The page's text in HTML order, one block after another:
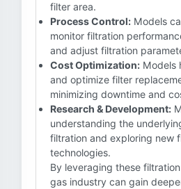
filter area.
Process Control: Models
monitor filtration
and adjust filtration
Cost Optimization: Models
and optimize filter
minimizing downtime and
Research & Development:
understanding the
filtration and exploring new
technologies.
By leveraging these
gas industry can gain